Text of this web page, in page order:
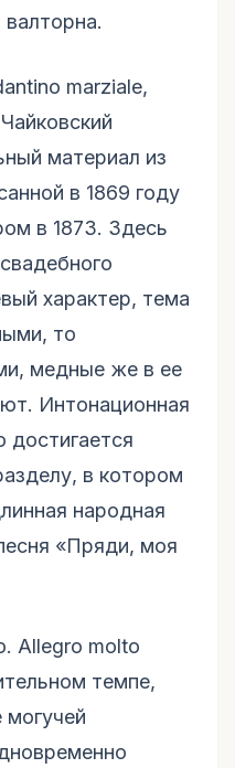
marziale,
материал из
в 1869 году
в 1873. Здесь
характер, тема
то
медные же в ее
Интонационная
достигается
в котором
народная
«Пряди, моя
Allegro molto
темпе,
могучей